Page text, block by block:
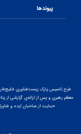
پیوندها
طرح تاسیس پارک زیست‌فناوری
حمایت از صاحبان ایده و